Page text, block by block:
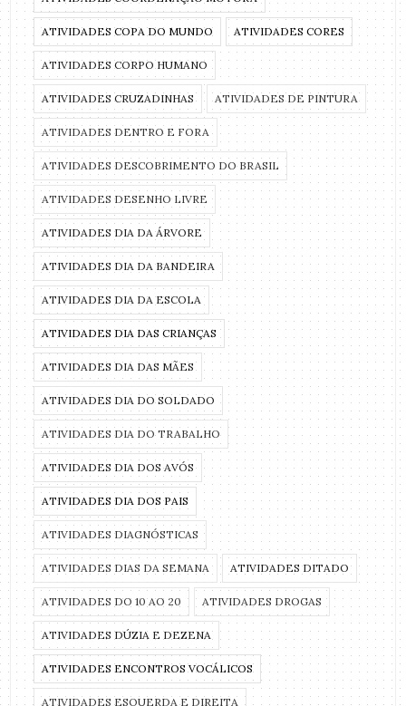
ATIVIDADES COPA DO MUNDO ATIVIDADES CORES
ATIVIDADES CORPO HUMANO
ATIVIDADES CRUZADINHAS ATIVIDADES DE PINTURA
ATIVIDADES DENTRO E FORA
ATIVIDADES DESCOBRIMENTO DO BRASIL
ATIVIDADES DESENHO LIVRE
ATIVIDADES DIA DA ÁRVORE
ATIVIDADES DIA DA BANDEIRA
ATIVIDADES DIA DA ESCOLA
ATIVIDADES DIA DAS CRIANÇAS
ATIVIDADES DIA DAS MÃES
ATIVIDADES DIA DO SOLDADO
ATIVIDADES DIA DO TRABALHO
ATIVIDADES DIA DOS AVÓS
ATIVIDADES DIA DOS PAIS
ATIVIDADES DIAGNÓSTICAS
ATIVIDADES DIAS DA SEMANA ATIVIDADES DITADO
ATIVIDADES DO 10 AO 20 ATIVIDADES DROGAS
ATIVIDADES DÚZIA E DEZENA
ATIVIDADES ENCONTROS VOCÁLICOS
ATIVIDADES ESQUERDA E DIREITA